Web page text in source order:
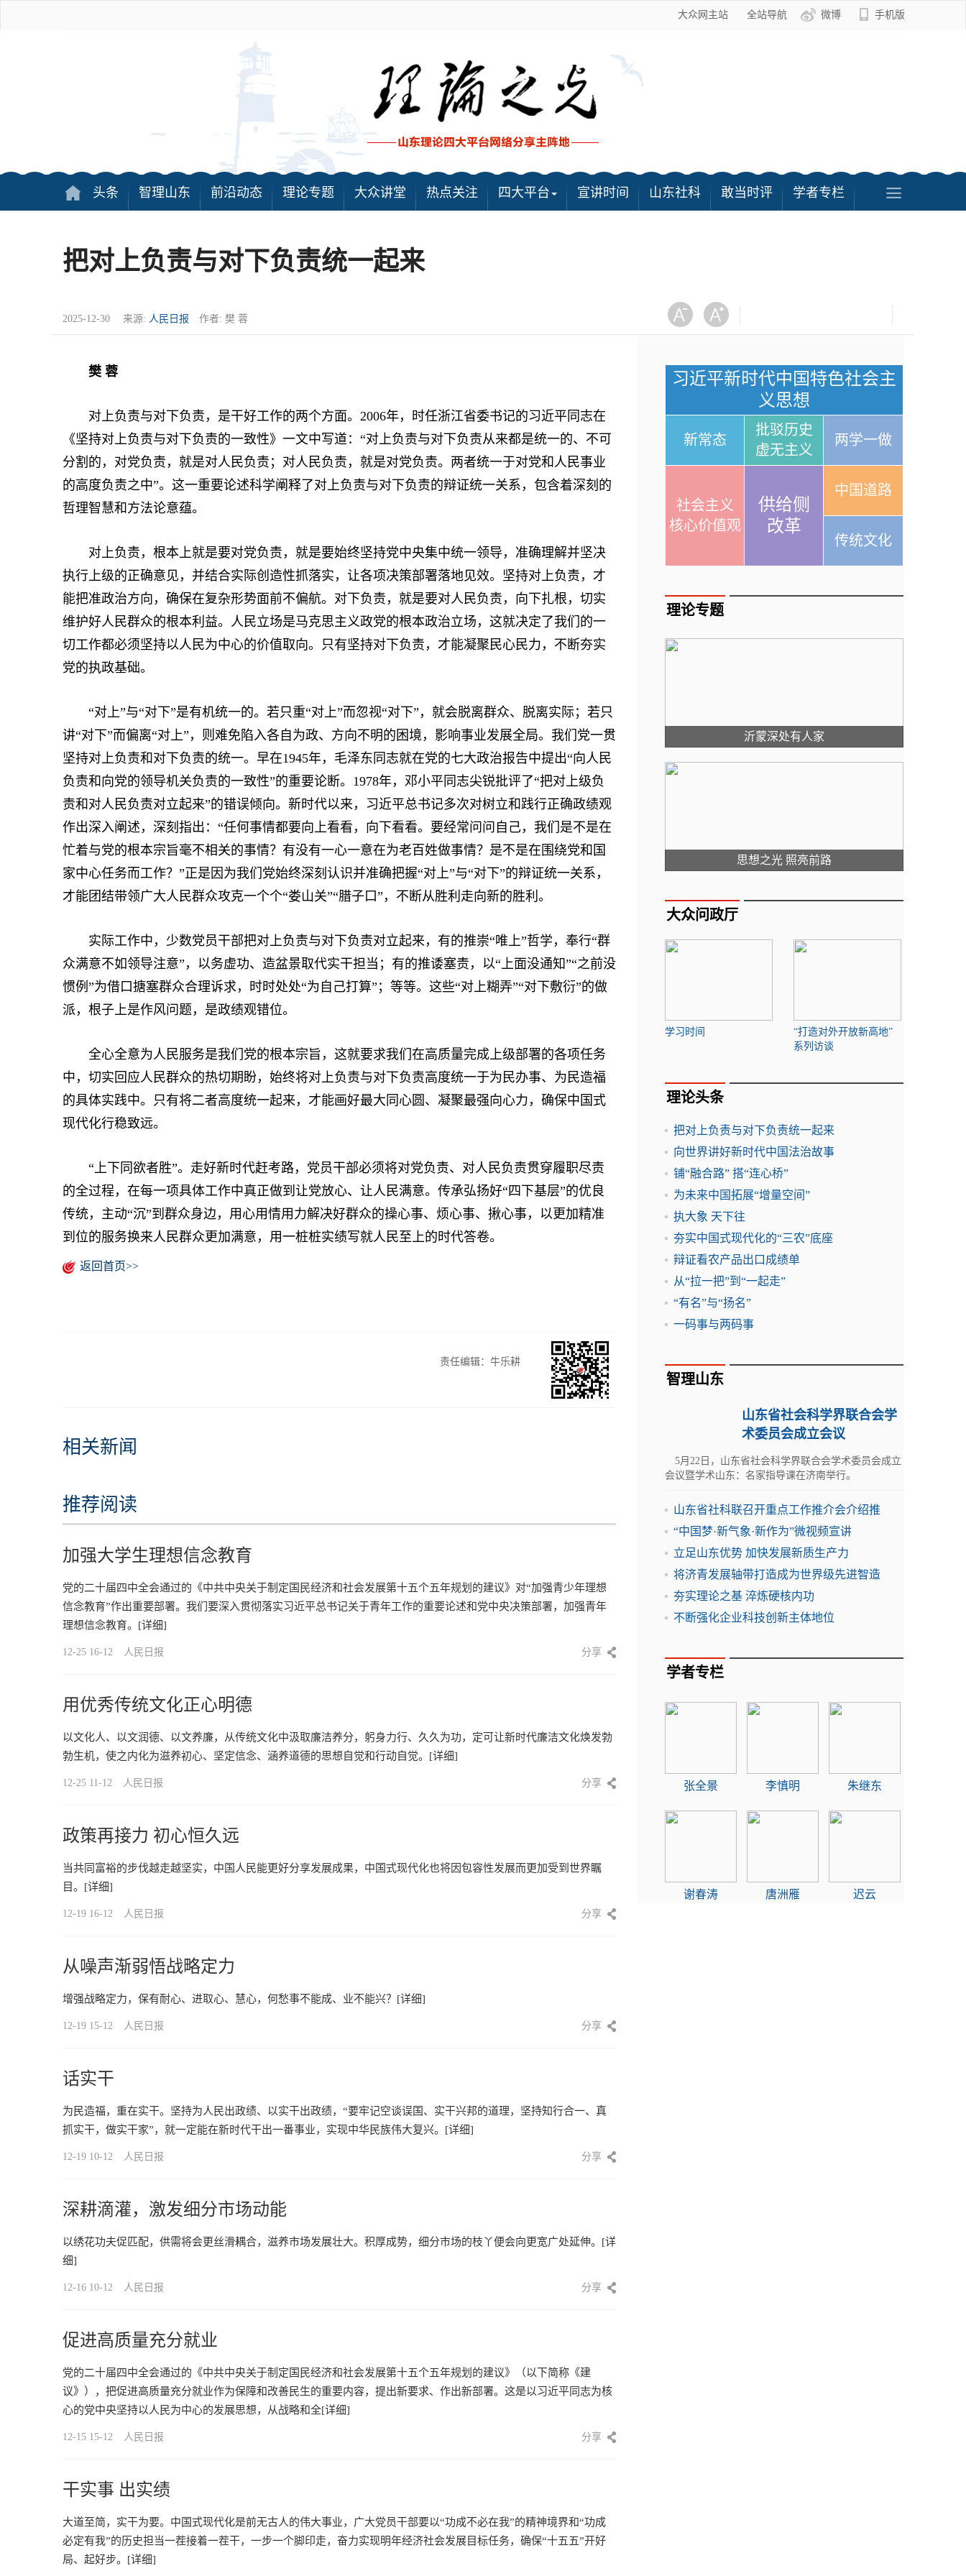
大众网主站 全站导航 微博 手机版
头条 智理山东 前沿动态 理论专题 大众讲堂 热点关注 四大平台 宣讲时间 山东社科 敢当时评 学者专栏
把对上负责与对下负责统一起来
2025-12-30 来源: 人民日报 作者: 樊 蓉
樊 蓉
对上负责与对下负责，是干好工作的两个方面。2006年，时任浙江省委书记的习近平同志在
《坚持对上负责与对下负责的一致性》一文中写道：“对上负责与对下负责从来都是统一的、不可
分割的，对党负责，就是对人民负责；对人民负责，就是对党负责。两者统一于对党和人民事业
的高度负责之中”。这一重要论述科学阐释了对上负责与对下负责的辩证统一关系，包含着深刻的
哲理智慧和方法论意蕴。
对上负责，根本上就是要对党负责，就是要始终坚持党中央集中统一领导，准确理解并坚决
执行上级的正确意见，并结合实际创造性抓落实，让各项决策部署落地见效。坚持对上负责，才
能把准政治方向，确保在复杂形势面前不偏航。对下负责，就是要对人民负责，向下扎根，切实
维护好人民群众的根本利益。人民立场是马克思主义政党的根本政治立场，这就决定了我们的一
切工作都必须坚持以人民为中心的价值取向。只有坚持对下负责，才能凝聚民心民力，不断夯实
党的执政基础。
“对上”与“对下”是有机统一的。若只重“对上”而忽视“对下”，就会脱离群众、脱离实际；若只
讲“对下”而偏离“对上”，则难免陷入各自为政、方向不明的困境，影响事业发展全局。我们党一贯
坚持对上负责和对下负责的统一。早在1945年，毛泽东同志就在党的七大政治报告中提出“向人民
负责和向党的领导机关负责的一致性”的重要论断。1978年，邓小平同志尖锐批评了“把对上级负
责和对人民负责对立起来”的错误倾向。新时代以来，习近平总书记多次对树立和践行正确政绩观
作出深入阐述，深刻指出：“任何事情都要向上看看，向下看看。要经常问问自己，我们是不是在
忙着与党的根本宗旨毫不相关的事情？有没有一心一意在为老百姓做事情？是不是在围绕党和国
家中心任务而工作？”正是因为我们党始终深刻认识并准确把握“对上”与“对下”的辩证统一关系，
才能团结带领广大人民群众攻克一个个“娄山关”“腊子口”，不断从胜利走向新的胜利。
实际工作中，少数党员干部把对上负责与对下负责对立起来，有的推崇“唯上”哲学，奉行“群
众满意不如领导注意”，以务虚功、造盆景取代实干担当；有的推诿塞责，以“上面没通知”“之前没
惯例”为借口搪塞群众合理诉求，时时处处“为自己打算”；等等。这些“对上糊弄”“对下敷衍”的做
派，根子上是作风问题，是政绩观错位。
全心全意为人民服务是我们党的根本宗旨，这就要求我们在高质量完成上级部署的各项任务
中，切实回应人民群众的热切期盼，始终将对上负责与对下负责高度统一于为民办事、为民造福
的具体实践中。只有将二者高度统一起来，才能画好最大同心圆、凝聚最强向心力，确保中国式
现代化行稳致远。
“上下同欲者胜”。走好新时代赶考路，党员干部必须将对党负责、对人民负责贯穿履职尽责
的全过程，在每一项具体工作中真正做到让党放心、让人民满意。传承弘扬好“四下基层”的优良
传统，主动“沉”到群众身边，用心用情用力解决好群众的操心事、烦心事、揪心事，以更加精准
到位的服务换来人民群众更加满意，用一桩桩实绩写就人民至上的时代答卷。
返回首页>>
责任编辑：牛乐耕
相关新闻
推荐阅读
加强大学生理想信念教育
党的二十届四中全会通过的《中共中央关于制定国民经济和社会发展第十五个五年规划的建议》对“加强青少年理想
信念教育”作出重要部署。我们要深入贯彻落实习近平总书记关于青年工作的重要论述和党中央决策部署，加强青年
理想信念教育。 [详细]
12-25 16-12 人民日报 分享
用优秀传统文化正心明德
以文化人、以文润德、以文养廉，从传统文化中汲取廉洁养分，躬身力行、久久为功，定可让新时代廉洁文化焕发勃
勃生机，使之内化为滋养初心、坚定信念、涵养道德的思想自觉和行动自觉。 [详细]
12-25 11-12 人民日报 分享
政策再接力 初心恒久远
当共同富裕的步伐越走越坚实，中国人民能更好分享发展成果，中国式现代化也将因包容性发展而更加受到世界瞩
目。 [详细]
12-19 16-12 人民日报 分享
从噪声渐弱悟战略定力
增强战略定力，保有耐心、进取心、慧心，何愁事不能成、业不能兴？ [详细]
12-19 15-12 人民日报 分享
话实干
为民造福，重在实干。坚持为人民出政绩、以实干出政绩，“要牢记空谈误国、实干兴邦的道理，坚持知行合一、真
抓实干，做实干家”，就一定能在新时代干出一番事业，实现中华民族伟大复兴。 [详细]
12-19 10-12 人民日报 分享
深耕滴灌，激发细分市场动能
以绣花功夫促匹配，供需将会更丝滑耦合，滋养市场发展壮大。积厚成势，细分市场的枝丫便会向更宽广处延伸。 [详
细]
12-16 10-12 人民日报 分享
促进高质量充分就业
党的二十届四中全会通过的《中共中央关于制定国民经济和社会发展第十五个五年规划的建议》（以下简称《建
议》），把促进高质量充分就业作为保障和改善民生的重要内容，提出新要求、作出新部署。这是以习近平同志为核
心的党中央坚持以人民为中心的发展思想，从战略和全[详细]
12-15 15-12 人民日报 分享
干实事 出实绩
大道至简，实干为要。中国式现代化是前无古人的伟大事业，广大党员干部要以“功成不必在我”的精神境界和“功成
必定有我”的历史担当一茬接着一茬干，一步一个脚印走，奋力实现明年经济社会发展目标任务，确保“十五五”开好
局、起好步。 [详细]
习近平新时代中国特色社会主
义思想
新常态
批驳历史
虚无主义
两学一做
社会主义
核心价值观
供给侧
改革
中国道路
传统文化
理论专题
沂蒙深处有人家
思想之光 照亮前路
大众问政厅
学习时间
“打造对外开放新高地”
系列访谈
理论头条
把对上负责与对下负责统一起来
向世界讲好新时代中国法治故事
铺“融合路” 搭“连心桥”
为未来中国拓展“增量空间”
执大象 天下往
夯实中国式现代化的“三农”底座
辩证看农产品出口成绩单
从“拉一把”到“一起走”
“有名”与“扬名”
一码事与两码事
智理山东
山东省社会科学界联合会学
术委员会成立会议
5月22日，山东省社会科学界联合会学术委员会成立
会议暨学术山东：名家指导课在济南举行。
山东省社科联召开重点工作推介会介绍推
“中国梦·新气象·新作为”微视频宣讲
立足山东优势 加快发展新质生产力
将济青发展轴带打造成为世界级先进智造
夯实理论之基 淬炼硬核内功
不断强化企业科技创新主体地位
学者专栏
张全景 李慎明 朱继东
谢春涛 唐洲雁 迟云